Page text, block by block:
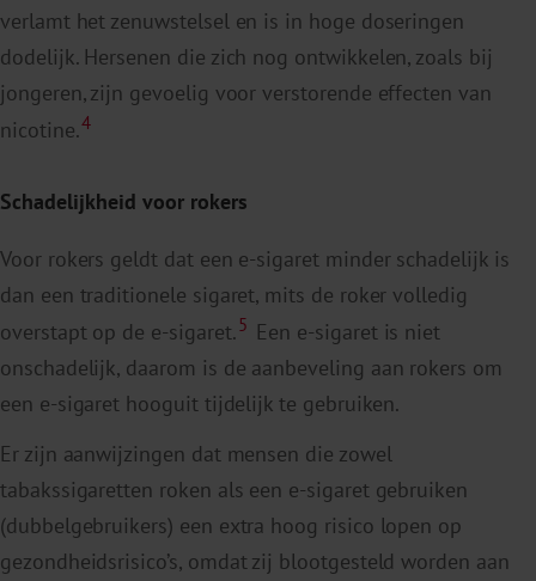
verlamt het zenuwstelsel en is in hoge doseringen
dodelijk. Hersenen die zich nog ontwikkelen, zoals bij
jongeren, zijn gevoelig voor verstorende effecten van
nicotine.4
Schadelijkheid voor rokers
Voor rokers geldt dat een e-sigaret minder schadelijk is
dan een traditionele sigaret, mits de roker volledig
overstapt op de e-sigaret.5 Een e-sigaret is niet
onschadelijk, daarom is de aanbeveling aan rokers om
een e-sigaret hooguit tijdelijk te gebruiken.
Er zijn aanwijzingen dat mensen die zowel
tabakssigaretten roken als een e-sigaret gebruiken
(dubbelgebruikers) een extra hoog risico lopen op
gezondheidsrisico’s, omdat zij blootgesteld worden aan